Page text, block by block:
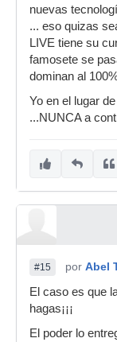
nuevas
... eso quizas
LIVE tiene su
famosete se
dominan al
Yo en el lugar
...NUNCA a
#15 por Abel
El caso es que
hagas¡¡¡
El poder lo